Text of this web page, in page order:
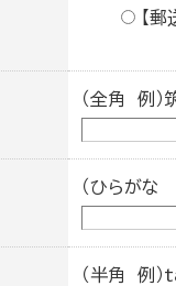
【
（全角 例
（ひらがな
（半角 例